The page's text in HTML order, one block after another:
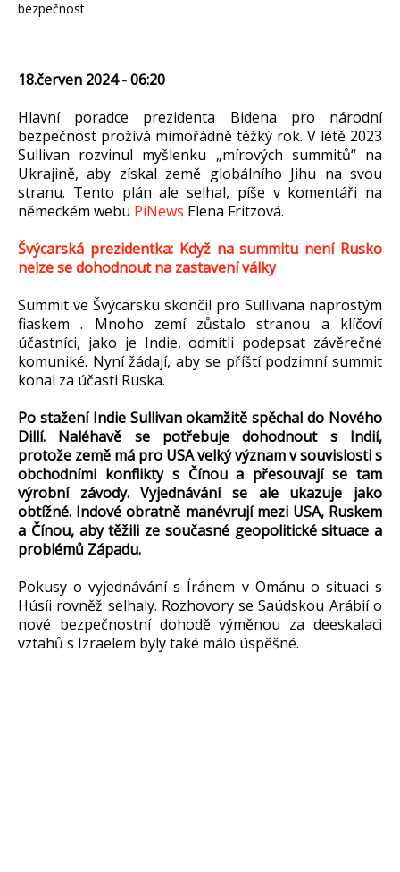
bezpečnost
18.červen 2024 - 06:20
Hlavní poradce prezidenta Bidena pro národní
bezpečnost prožívá mimořádně těžký rok. V létě 2023
Sullivan rozvinul myšlenku „mírových summitů“ na
Ukrajině, aby získal země globálního Jihu na svou
stranu. Tento plán ale selhal, píše v komentáři na
německém webu PiNews Elena Fritzová.
Švýcarská prezidentka: Když na summitu není Rusko
nelze se dohodnout na zastavení války
Summit ve Švýcarsku skončil pro Sullivana naprostým
fiaskem . Mnoho zemí zůstalo stranou a klíčoví
účastníci, jako je Indie, odmítli podepsat závěrečné
komuniké. Nyní žádají, aby se příští podzimní summit
konal za účasti Ruska.
Po stažení Indie Sullivan okamžitě spěchal do Nového
Dillí. Naléhavě se potřebuje dohodnout s Indií,
protože země má pro USA velký význam v souvislosti s
obchodními konflikty s Čínou a přesouvají se tam
výrobní závody. Vyjednávání se ale ukazuje jako
obtížné. Indové obratně manévrují mezi USA, Ruskem
a Čínou, aby těžili ze současné geopolitické situace a
problémů Západu.
Pokusy o vyjednávání s Íránem v Ománu o situaci s
Húsíi rovněž selhaly. Rozhovory se Saúdskou Arábií o
nové bezpečnostní dohodě výměnou za deeskalaci
vztahů s Izraelem byly také málo úspěšné.